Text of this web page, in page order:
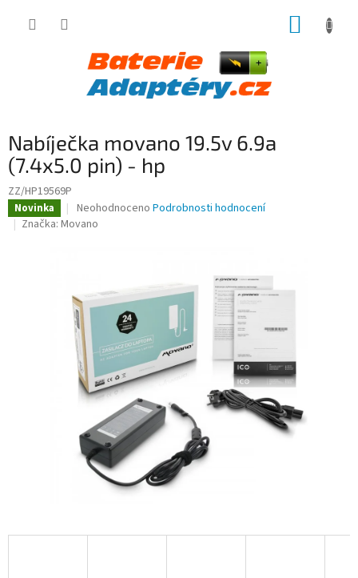
Nabíječka movano 19.5v 6.9a
(7.4x5.0 pin) - hp
ZZ/HP19569P
Novinka
Průměrné
hodnocení
5
hvězdiček.
Neohodnoceno Podrobnosti hodnocení
Značka: Movano